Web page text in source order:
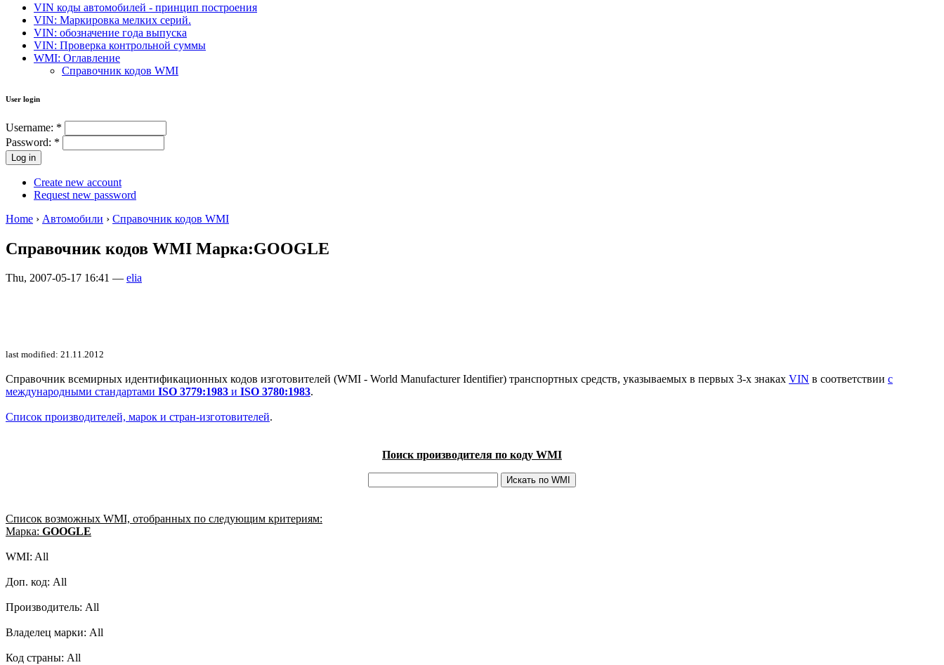
VIN коды автомобилей - принцип построения
VIN: Маркировка мелких серий.
VIN: обозначение года выпуска
VIN: Проверка контрольной суммы
WMI: Оглавление
Справочник кодов WMI
User login
Username: *
Password: *
Create new account
Request new password
Home › Автомобили › Справочник кодов WMI
Справочник кодов WMI Марка:GOOGLE
Thu, 2007-05-17 16:41 — elia
last modified: 21.11.2012
Справочник всемирных идентификационных кодов изготовителей (WMI - World Manufacturer Identifier) транспортных средств, указываемых в первых 3-х знаках VIN в соответствии с
международными стандартами ISO 3779:1983 и ISO 3780:1983.
Список производителей, марок и стран-изготовителей.
Поиск производителя по коду WMI
Список возможных WMI, отобранных по следующим критериям:
Марка: GOOGLE
WMI: All
Доп. код: All
Производитель: All
Владелец марки: All
Код страны: All